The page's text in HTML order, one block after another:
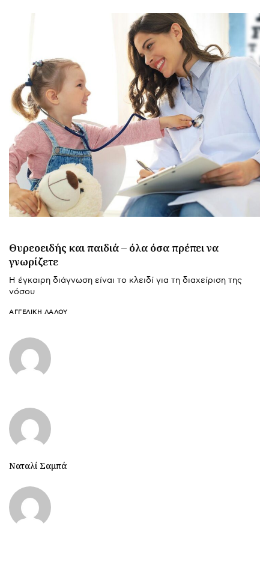
Θυρεοειδής και παιδιά – όλα όσα πρέπει να
γνωρίζετε
Η έγκαιρη διάγνωση είναι το κλειδί για τη διαχείριση της
νόσου
ΑΓΓΕΛΙΚΉ ΛΆΛΟΥ
Ναταλί Σαμπά